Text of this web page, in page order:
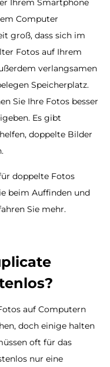
Ihrem Smartphone
Computer
groß, dass sich im
Fotos auf Ihrem
verlangsamen
Speicherplatz.
Sie Ihre Fotos besser
Es gibt
doppelte Bilder
doppelte Fotos
beim Auffinden und
Sie mehr.
auf Computern
doch einige halten
oft für das
nur eine